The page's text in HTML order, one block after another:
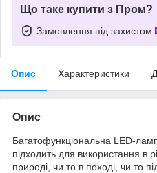
Що таке купити з Пром?
Замовлення під захистом
Опис Характеристики
Опис
Багатофункціональна LED-
підходить для використання в
природі, чи то в поході, чи то